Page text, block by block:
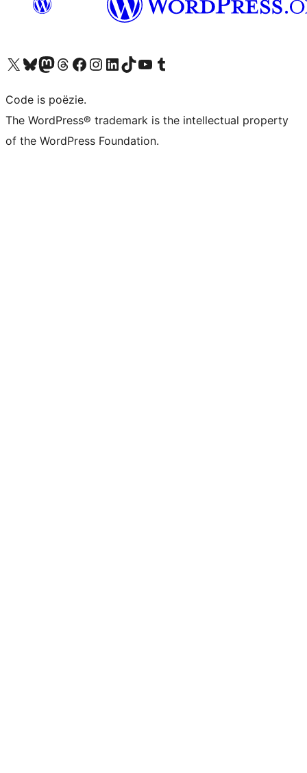
Bezoek ons X (voorheen Twitter) account
Bezoek ons Bluesky account
Bezoek ons Mastodon account
Bezoek ons Threads account
Onze Facebook pagina bezoeken
Bezoek ons Instagram account
Bezoek ons LinkedIn account
Bezoek ons TikTok account
Bezoek ons YouTube kanaalBezoek ons Tumblr account
Code is poëzie.
The WordPress® trademark is the intellectual property
of the WordPress Foundation.